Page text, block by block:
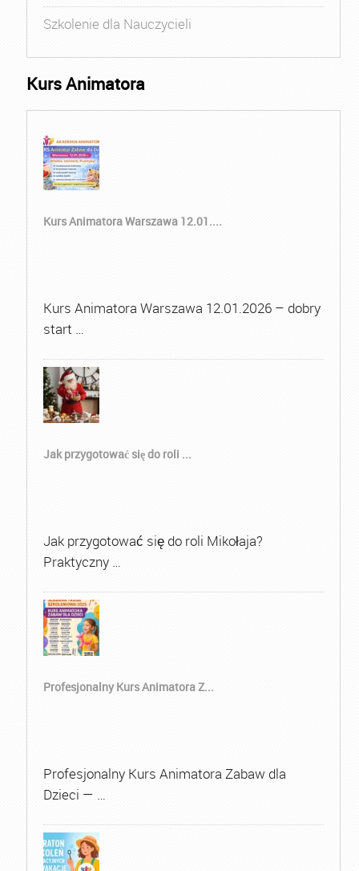
Szkolenie dla Nauczycieli
Kurs Animatora
Kurs Animatora Warszawa 12.01....
Kurs Animatora Warszawa 12.01.2026 – dobry
start …
Jak przygotować się do roli ...
Jak przygotować się do roli Mikołaja?
Praktyczny …
Profesjonalny Kurs Animatora Z...
Profesjonalny Kurs Animatora Zabaw dla
Dzieci — …